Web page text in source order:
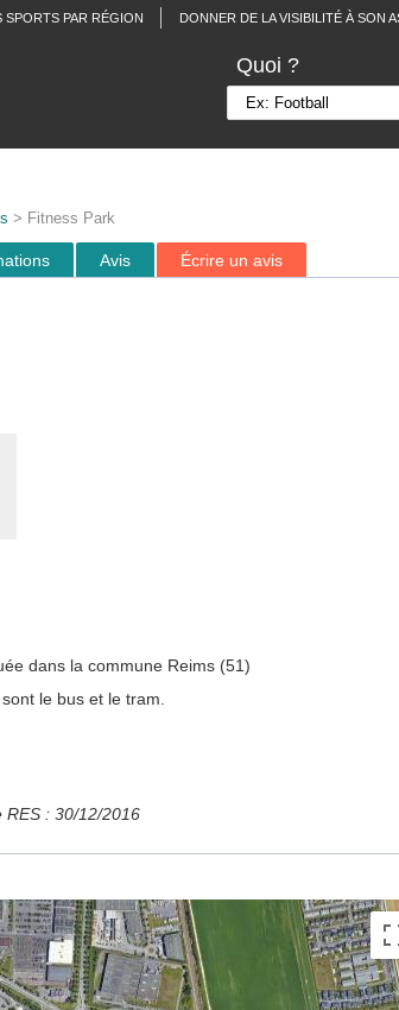
SPORTS PAR RÉGION DONNER DE LA VISIBILITÉ À SON
Quoi ?
> Fitness Park
Avis Écrire un avis
dans la commune Reims (51)
le bus et le tram.
RES : 30/12/2016